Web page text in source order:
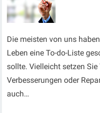
Die meisten von uns
Leben eine To-do-Liste
sollte. Vielleicht setzen
Verbesserungen oder
auch…